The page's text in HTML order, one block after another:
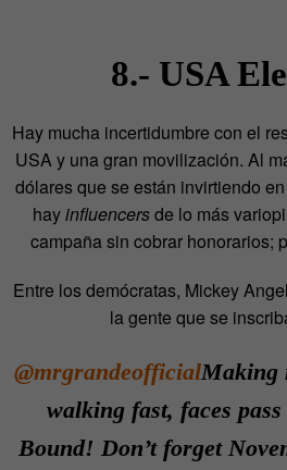
8.- USA
Hay mucha incertidumbre con el
USA y una gran movilización. Al
dólares que se están invirtiendo
hayinfluencersde lo más
campaña sin cobrar honorarios;
Entre los demócratas, Mickey
la gente que se
@mrgrandeofficialMaking
walking fast, faces
Bound! Don’t forget